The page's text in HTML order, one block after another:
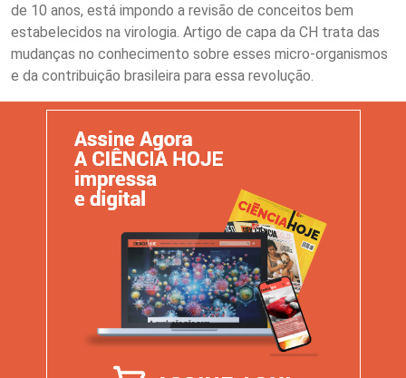
de 10 anos, está impondo a revisão de conceitos bem
estabelecidos na virologia. Artigo de capa da CH trata das
mudanças no conhecimento sobre esses micro-organismos
e da contribuição brasileira para essa revolução.